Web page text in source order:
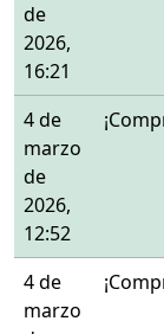
de
2026,
16:21
4 de
marzo
de
2026,
12:52
4 de
marzo